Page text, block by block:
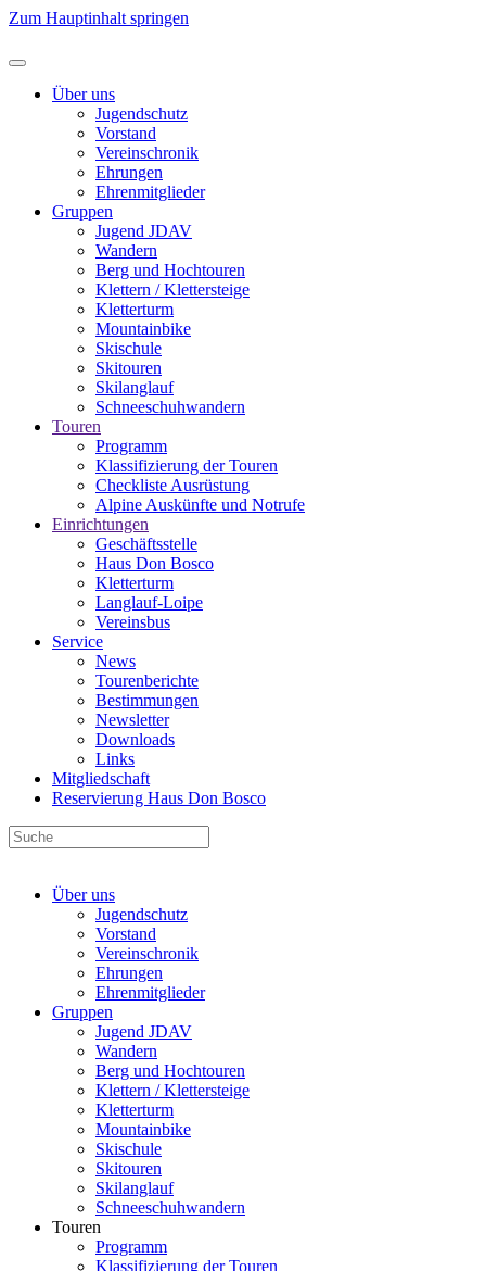
Zum Hauptinhalt springen
Über uns
Jugendschutz
Vorstand
Vereinschronik
Ehrungen
Ehrenmitglieder
Gruppen
Jugend JDAV
Wandern
Berg und Hochtouren
Klettern / Klettersteige
Kletterturm
Mountainbike
Skischule
Skitouren
Skilanglauf
Schneeschuhwandern
Touren
Programm
Klassifizierung der Touren
Checkliste Ausrüstung
Alpine Auskünfte und Notrufe
Einrichtungen
Geschäftsstelle
Haus Don Bosco
Kletterturm
Langlauf-Loipe
Vereinsbus
Service
News
Tourenberichte
Bestimmungen
Newsletter
Downloads
Links
Mitgliedschaft
Reservierung Haus Don Bosco
Über uns
Jugendschutz
Vorstand
Vereinschronik
Ehrungen
Ehrenmitglieder
Gruppen
Jugend JDAV
Wandern
Berg und Hochtouren
Klettern / Klettersteige
Kletterturm
Mountainbike
Skischule
Skitouren
Skilanglauf
Schneeschuhwandern
Touren
Programm
Klassifizierung der Touren